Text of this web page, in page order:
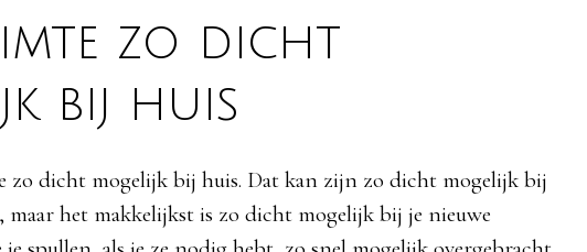
zo dicht
bij huis
zo dicht mogelijk bij huis. Dat kan zijn zo dicht mogelijk bij
het makkelijkst is zo dicht mogelijk bij je nieuwe